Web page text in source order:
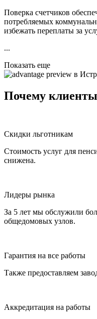
Поверка счетчиков
потребляемых
избежать переплаты за
...
Показать еще
в
Почему
Скидки льготникам
Стоимость услуг для
снижена.
Лидеры рынка
За 5 лет мы обслужили
общедомовых узлов.
Гарантия на все работы
Также предоставляем
Аккредитация на работы